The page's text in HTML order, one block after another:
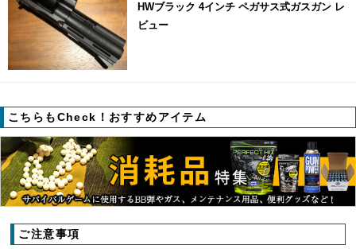
HWブラック 4インチ ペガサス式ガスガン レ
ビュー
こちらもCheck！おすすめアイテム
ご注意事項